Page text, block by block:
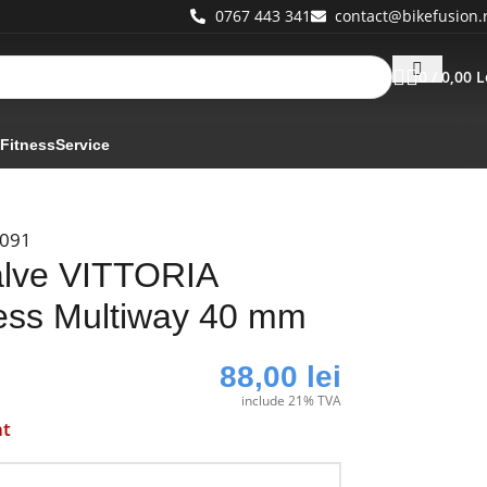
0767 443 341
0 0,00
Service
VITTORIA
Multiway 40 mm
88,00 lei
include 21% TVA